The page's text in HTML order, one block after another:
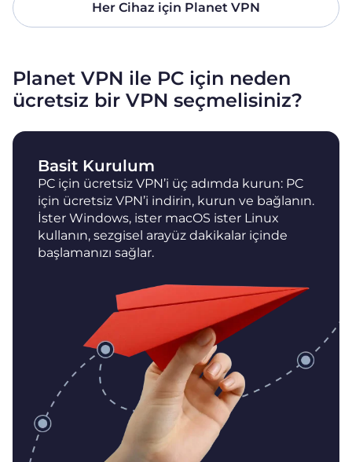
Her Cihaz için Planet VPN
Planet VPN ile PC için neden
ücretsiz bir VPN seçmelisiniz?
Basit Kurulum
PC için ücretsiz VPN’i üç adımda kurun: PC
için ücretsiz VPN’i indirin, kurun ve bağlanın.
İster Windows, ister macOS ister Linux
kullanın, sezgisel arayüz dakikalar içinde
başlamanızı sağlar.